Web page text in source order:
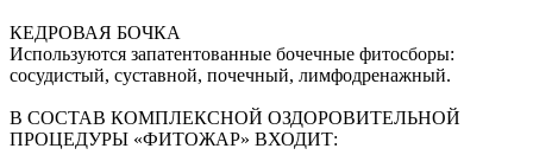
КЕДРОВАЯ БОЧКА
Используются запатентованные бочечные фитосборы:
сосудистый, суставной, почечный, лимфодренажный.
В СОСТАВ КОМПЛЕКСНОЙ ОЗДОРОВИТЕЛЬНОЙ
ПРОЦЕДУРЫ «ФИТОЖАР» ВХОДИТ: